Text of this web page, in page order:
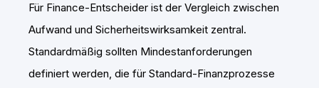
Für Finance-Entscheider ist der Vergleich zwischen
Aufwand und Sicherheitswirksamkeit zentral.
Standardmäßig sollten Mindestanforderungen
definiert werden, die für Standard-Finanzprozesse